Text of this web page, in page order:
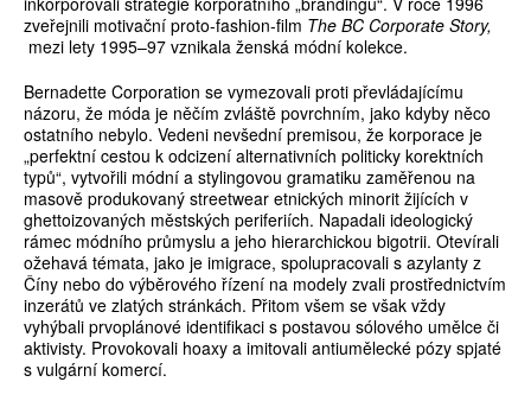
zveřejnili motivační proto-fashion-film The BC Corporate Story,
mezi lety 1995–97 vznikala ženská módní kolekce.
Bernadette Corporation se vymezovali proti převládajícímu
názoru, že móda je něčím zvláště povrchním, jako kdyby něco
ostatního nebylo. Vedeni nevšední premisou, že korporace je
„perfektní cestou k odcizení alternativních politicky korektních
typů“, vytvořili módní a stylingovou gramatiku zaměřenou na
masově produkovaný streetwear etnických minorit žijících v
ghettoizovaných městských periferiích. Napadali ideologický
rámec módního průmyslu a jeho hierarchickou bigotrii. Otevírali
ožehavá témata, jako je imigrace, spolupracovali s azylanty z
Číny nebo do výběrového řízení na modely zvali prostřednictvím
inzerátů ve zlatých stránkách. Přitom všem se však vždy
vyhýbali prvoplánové identifikaci s postavou sólového umělce či
aktivisty. Provokovali hoaxy a imitovali antiumělecké pózy spjaté
s vulgární komercí.